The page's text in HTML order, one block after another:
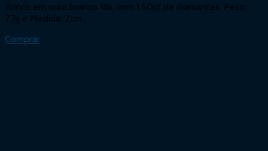
Brinco em ouro branco 18k, com 1.50ct de diamantes. Peso:
7,7g e Medida: 2cm .
Comprar